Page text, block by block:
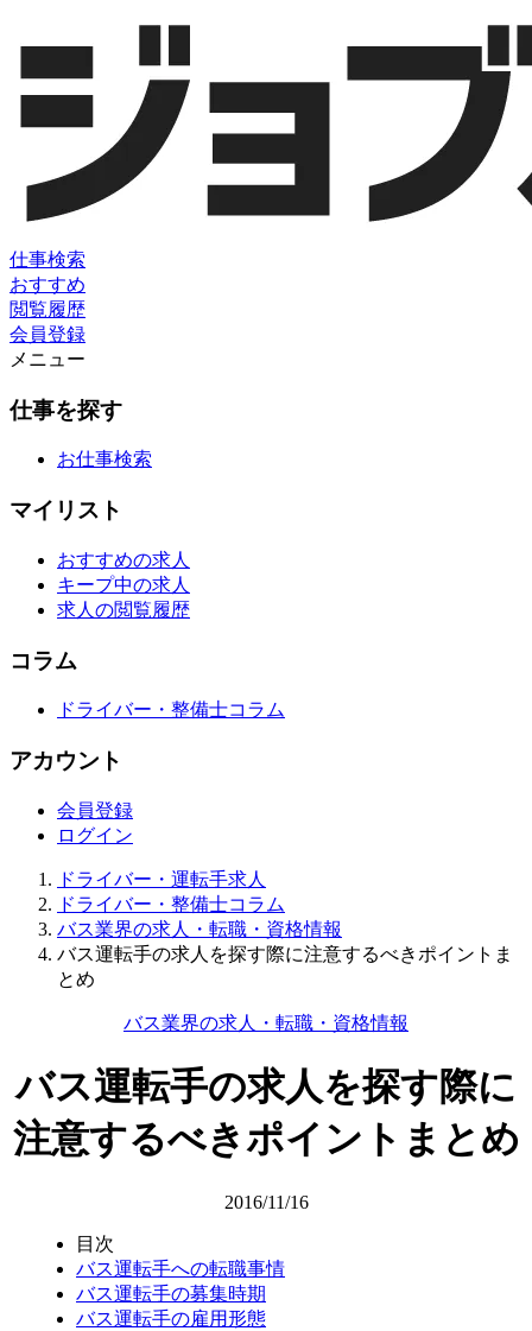
仕事検索
おすすめ
閲覧履歴
会員登録
メニュー
仕事を探す
お仕事検索
マイリスト
おすすめの求人
キープ中の求人
求人の閲覧履歴
コラム
ドライバー・整備士コラム
アカウント
会員登録
ログイン
ドライバー・運転手求人
ドライバー・整備士コラム
バス業界の求人・転職・資格情報
バス運転手の求人を探す際に注意するべきポイントま
とめ
バス業界の求人・転職・資格情報
バス運転手の求人を探す際に
注意するべきポイントまとめ
2016/11/16
目次
バス運転手への転職事情
バス運転手の募集時期
バス運転手の雇用形態